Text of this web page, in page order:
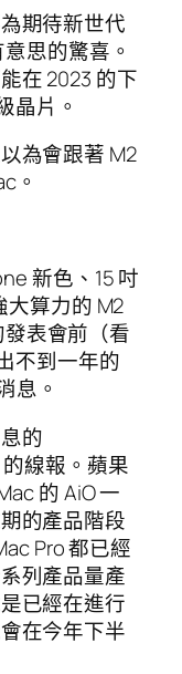
期待新世代
思的驚喜。
在 2023 的下
晶片。
為會跟著 M2
。
新色、15 吋
大算力的 M2
表會前（看
不到一年的
息。
的
線報。蘋果
的 AiO 一
的產品階段
Pro 都已經
列產品量產
已經在進行
在今年下半